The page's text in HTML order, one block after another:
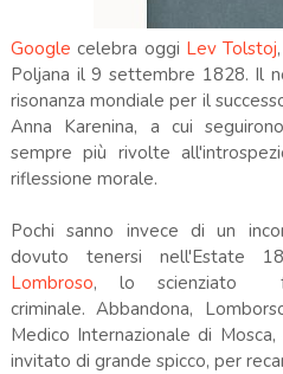
Google celebra oggi Lev Tolstoj
Poljana il 9 settembre 1828. Il
risonanza mondiale per il
Anna Karenina, a cui
sempre più rivolte
riflessione morale.
Pochi sanno invece di un
dovuto tenersi nell'Estate
Lombroso, lo scienziato
criminale. Abbandona,
Medico Internazionale di
invitato di grande spicco, per